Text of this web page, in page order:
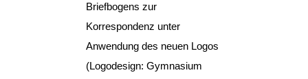
Briefbogens zur
Korrespondenz unter
Anwendung des neuen Logos
(Logodesign: Gymnasium